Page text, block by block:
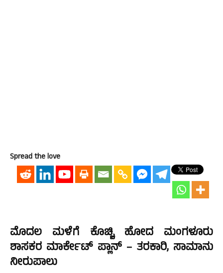
Spread the love
ಮೊದಲ ಮಳೆಗೆ ಕೊಚ್ಚಿ ಹೋದ ಮಂಗಳೂರು
ಶಾಸಕರ ಮಾರ್ಕೇಟ್ ಪ್ಲಾನ್ – ತರಕಾರಿ, ಸಾಮಾನು
ನೀರುಪಾಲು